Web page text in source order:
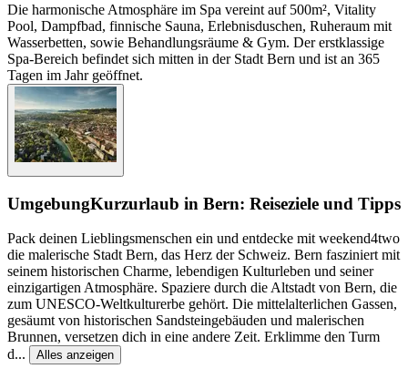
Die harmonische Atmosphäre im Spa vereint auf 500m², Vitality
Pool, Dampfbad, finnische Sauna, Erlebnisduschen, Ruheraum mit
Wasserbetten, sowie Behandlungsräume & Gym. Der erstklassige
Spa-Bereich befindet sich mitten in der Stadt Bern und ist an 365
Tagen im Jahr geöffnet.
UmgebungKurzurlaub in Bern: Reiseziele und Tipps
Pack deinen Lieblingsmenschen ein und entdecke mit weekend4two
die malerische Stadt Bern, das Herz der Schweiz. Bern fasziniert mit
seinem historischen Charme, lebendigen Kulturleben und seiner
einzigartigen Atmosphäre. Spaziere durch die Altstadt von Bern, die
zum UNESCO-Weltkulturerbe gehört. Die mittelalterlichen Gassen,
gesäumt von historischen Sandsteingebäuden und malerischen
Brunnen, versetzen dich in eine andere Zeit. Erklimme den Turm
d... Alles anzeigen